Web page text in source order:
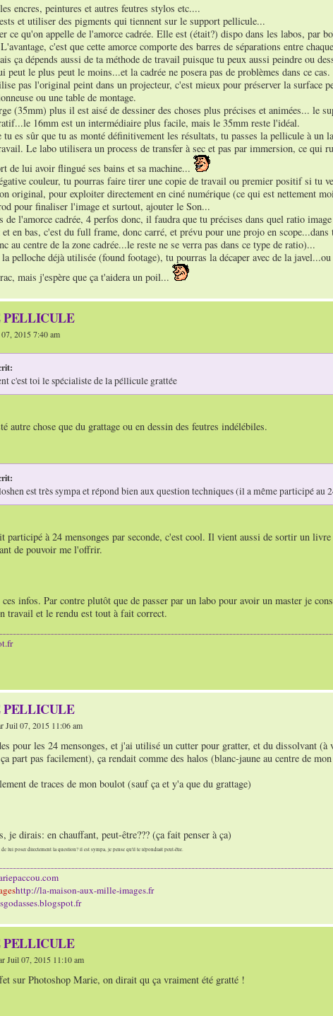
encres, peintures et autres feutres stylos etc....
et utiliser des pigments qui tiennent sur le support pellicule...
ce qu'on appelle de l'amorce cadrée. Elle est (était?) dispo dans les labos, par
c'est que cette amorce comporte des barres de séparations entre
ça dépends aussi de ta méthode de travail puisque tu peux aussi peindre ou
le plus peut le moins...et la cadrée ne posera pas de problèmes dans ce cas.
pas l'original peint dans un projecteur, c'est mieux pour préserver la surface
ou une table de montage.
(35mm) plus il est aisé de dessiner des choses plus précises et animées... le
16mm est un intermédiaire plus facile, mais le 35mm reste l'idéal.
es sûr que tu as monté définitivement les résultats, tu passes la pellicule à un
Le labo utilisera un process de transfer à sec et pas par immersion, ce qui
de lui avoir flingué ses bains et sa machine...
couleur, tu pourras faire tirer une copie de travail ou premier positif si tu
original, pour exploiter directement en ciné numérique (ce qui est nettement
pour finaliser l'image et surtout, ajouter le Son...
l'amorce cadrée, 4 perfos donc, il faudra que tu précises dans quel ratio
en bas, c'est du full frame, donc carré, et prévu pour une projo en
au centre de la zone cadrée...le reste ne se verra pas dans ce type de ratio)...
pelloche déjà utilisée (found footage), tu pourras la décaper avec de la
mais j'espère que ça t'aidera un poil...
PELLICULE
2015 7:40 am
c'est toi le spécialiste de la péllicule grattée
autre chose que du grattage ou en dessin des feutres indélébiles.
est très sympa et répond bien aux question techniques (il a même participé au
participé à 24 mensonges par seconde, c'est cool. Il vient aussi de sortir un
de pouvoir me l'offrir.
infos. Par contre plutôt que de passer par un labo pour avoir un master je
travail et le rendu est tout à fait correct.
PELLICULE
Juil 07, 2015 11:06 am
pour les 24 mensonges, et j'ai utilisé un cutter pour gratter, et du dissolvant
part pas facilement), ça rendait comme des halos (blanc-jaune au centre de
de traces de mon boulot (sauf ça et y'a que du grattage)
je dirais: en chauffant, peut-être??? (ça fait penser à ça)
lui poser directement la question? il est sympa, je pense qu'il te répondrait peut-être.
http://la-maison-aux-mille-images.fr
PELLICULE
Juil 07, 2015 11:10 am
sur Photoshop Marie, on dirait qu ça vraiment été gratté !